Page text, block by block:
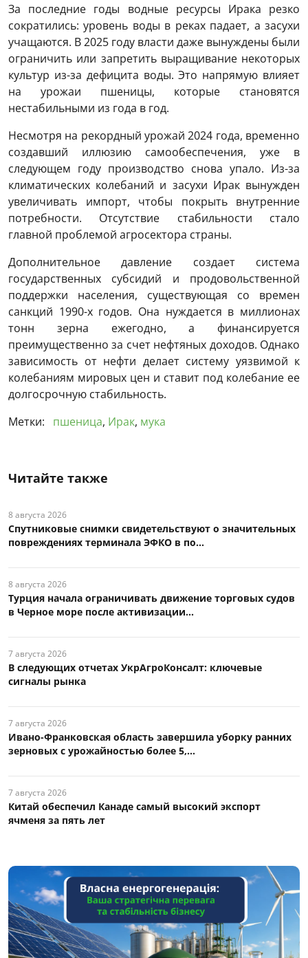
За последние годы водные ресурсы Ирака резко
сократились: уровень воды в реках падает, а засухи
учащаются. В 2025 году власти даже вынуждены были
ограничить или запретить выращивание некоторых
культур из-за дефицита воды. Это напрямую влияет
на урожаи пшеницы, которые становятся
нестабильными из года в год.
Несмотря на рекордный урожай 2024 года, временно
создавший иллюзию самообеспечения, уже в
следующем году производство снова упало. Из-за
климатических колебаний и засухи Ирак вынужден
увеличивать импорт, чтобы покрыть внутренние
потребности. Отсутствие стабильности стало
главной проблемой агросектора страны.
Дополнительное давление создает система
государственных субсидий и продовольственной
поддержки населения, существующая со времен
санкций 1990-х годов. Она нуждается в миллионах
тонн зерна ежегодно, а финансируется
преимущественно за счет нефтяных доходов. Однако
зависимость от нефти делает систему уязвимой к
колебаниям мировых цен и ставит под колебание ее
долгосрочную стабильность.
Метки:
пшеница, Ирак, мука
Читайте также
8 августа 2026
Спутниковые снимки свидетельствуют о значительных
повреждениях терминала ЭФКО в по...
8 августа 2026
Турция начала ограничивать движение торговых судов
в Черное море после активизации...
7 августа 2026
В следующих отчетах УкрАгроКонсалт: ключевые
сигналы рынка
7 августа 2026
Ивано-Франковская область завершила уборку ранних
зерновых с урожайностью более 5,...
7 августа 2026
Китай обеспечил Канаде самый высокий экспорт
ячменя за пять лет